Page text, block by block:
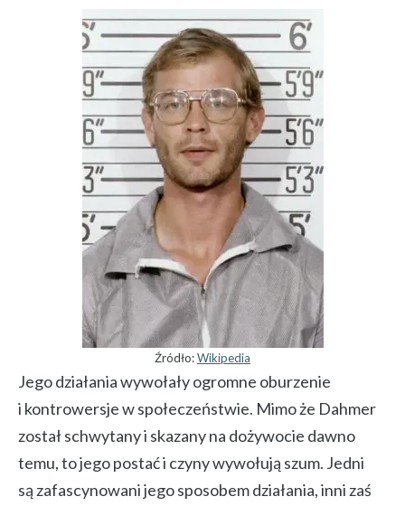
Źródło:Wikipedia
Jego działania wywołały ogromne oburzenie
i kontrowersje w społeczeństwie. Mimo że Dahmer
został schwytany i skazany na dożywocie dawno
temu, to jego postać i czyny wywołują szum. Jedni
są zafascynowani jego sposobem działania, inni zaś